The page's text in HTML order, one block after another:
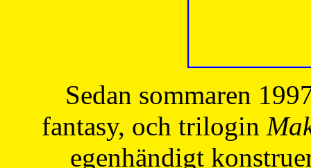
Sedan sommaren
fantasy, och trilogin
egenhändigt